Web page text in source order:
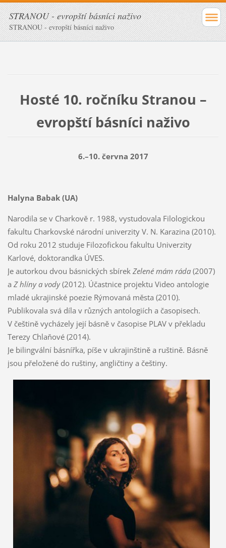
STRANOU - evropští básníci naživo
STRANOU - evropští básníci naživo
Hosté 10. ročníku Stranou –
evropští básníci naživo
6.–10. června 2017
Halyna Babak (UA)
Narodila se v Charkově r. 1988, vystudovala Filologickou
fakultu Charkovské národní univerzity V. N. Karazina (2010).
Od roku 2012 studuje Filozofickou fakultu Univerzity
Karlové, doktorandka ÚVES.
Je autorkou dvou básnických sbírek Zelené mám ráda(2007)
a Z hlíny a vody(2012). Účastnice projektu Video antologie
mladé ukrajinské poezie Rýmovaná města (2010).
Publikovala svá díla v různých antologiích a časopisech.
V češtině vycházely její básně v časopise PLAV v překladu
Terezy Chlaňové (2014).
Je bilingvální básnířka, píše v ukrajinštině a ruštině. Básně
jsou přeložené do ruštiny, angličtiny a češtiny.